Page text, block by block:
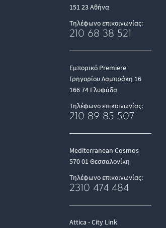
151 23 Αθήνα
Τηλέφωνο επικοινωνίας:
210 68 38 521
Εμπορικό Premiere
Γρηγορίου Λαμπράκη 16
166 74 Γλυφάδα
Τηλέφωνο επικοινωνίας:
210 89 85 507
Mediterranean Cosmos
570 01 Θεσσαλονίκη
Τηλέφωνο επικοινωνίας:
2310 474 484
Attica - City Link